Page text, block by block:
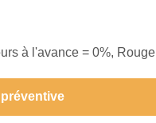
à l'avance = 0%, Rouge